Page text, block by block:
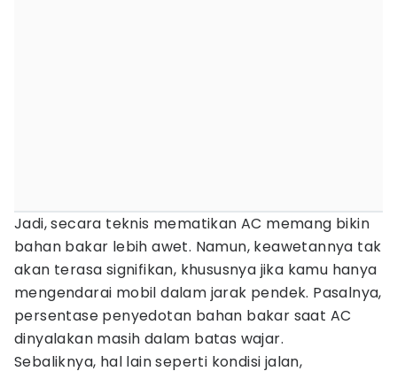
Jadi, secara teknis mematikan AC memang bikin
bahan bakar lebih awet. Namun, keawetannya tak
akan terasa signifikan, khususnya jika kamu hanya
mengendarai mobil dalam jarak pendek. Pasalnya,
persentase penyedotan bahan bakar saat AC
dinyalakan masih dalam batas wajar.
Sebaliknya, hal lain seperti kondisi jalan,